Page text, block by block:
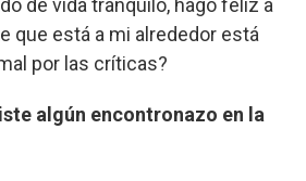
de vida tranquilo, hago feliz a
que está a mi alrededor está
por las críticas?
algún encontronazo en la